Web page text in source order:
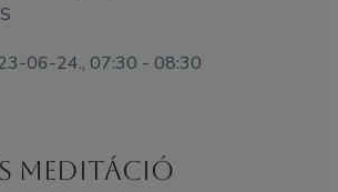
06-24., 07:30 - 08:30
meditáció